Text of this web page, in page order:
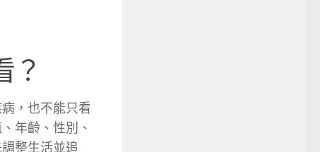
？
，也不能只看
年齡、性別、
整生活並追